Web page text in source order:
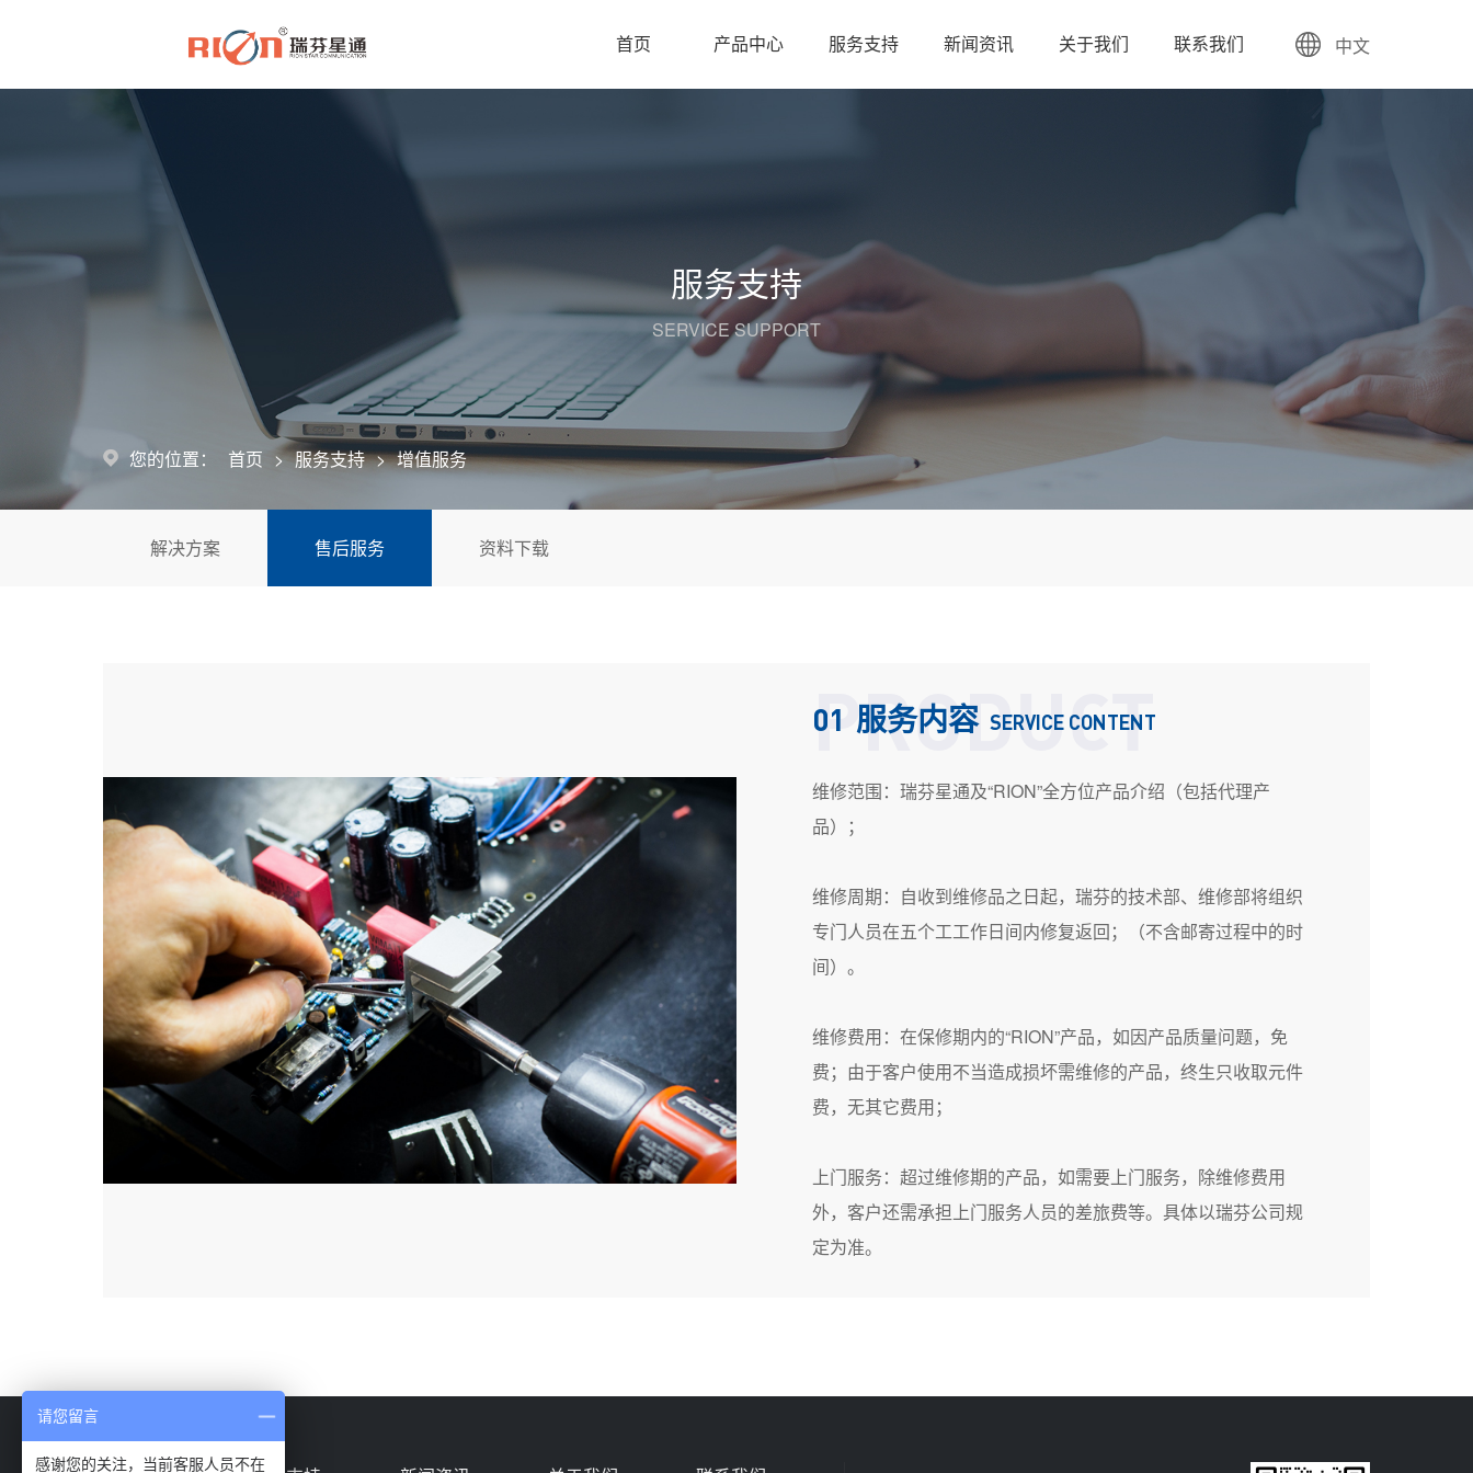
首页 产品中心 服务支持 新闻资讯 关于我们 联系我们 中文
服务支持
SERVICE SUPPORT
您的位置： 首页 > 服务支持 > 增值服务
解决方案 售后服务 资料下载
01 服务内容 SERVICE CONTENT
PRODUCT
维修范围：瑞芬星通及“RION”全方位产品介绍（包括代理产
品）；
维修周期：自收到维修品之日起，瑞芬的技术部、维修部将组织
专门人员在五个工工作日间内修复返回；（不含邮寄过程中的时
间）。
维修费用：在保修期内的“RION”产品，如因产品质量问题，免
费；由于客户使用不当造成损坏需维修的产品，终生只收取元件
费，无其它费用；
上门服务：超过维修期的产品，如需要上门服务，除维修费用
外，客户还需承担上门服务人员的差旅费等。具体以瑞芬公司规
定为准。
请您留言
感谢您的关注，当前客服人员不在